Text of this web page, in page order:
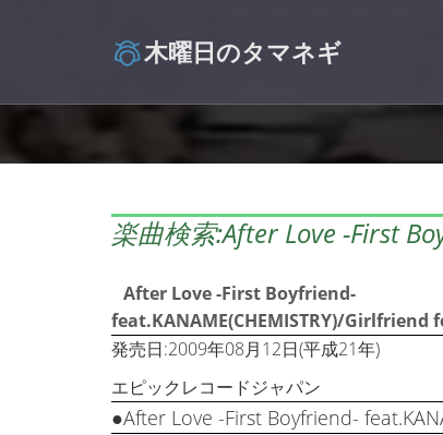
木曜日のタマネギ
楽曲検索:After Love -First
After Love -First Boyfriend-
feat.KANAME(CHEMISTRY)/Girlfriend
発売日:2009年08月12日(平成21年)
エピックレコードジャパン
●After Love -First Boyfriend-